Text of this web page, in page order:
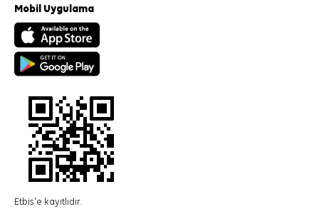
Mobil Uygulama
Etbis'e kayıtlıdır.